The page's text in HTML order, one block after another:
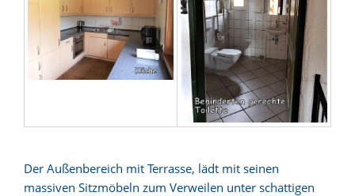
Der Außenbereich mit Terrasse, lädt mit seinen
massiven Sitzmöbeln zum Verweilen unter schattigen